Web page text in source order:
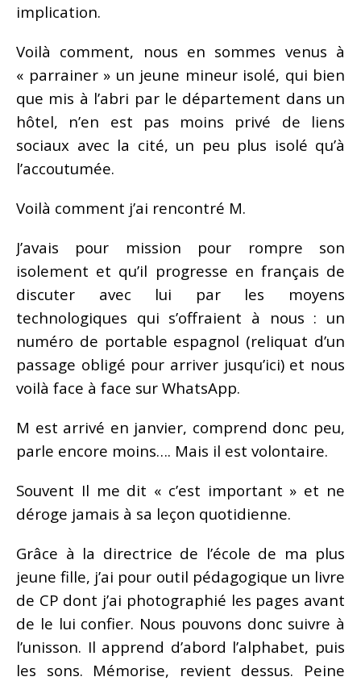
implication.
Voilà comment, nous en sommes venus à
« parrainer » un jeune mineur isolé, qui bien
que mis à l’abri par le département dans un
hôtel, n’en est pas moins privé de liens
sociaux avec la cité, un peu plus isolé qu’à
l’accoutumée.
Voilà comment j’ai rencontré M.
J’avais pour mission pour rompre son
isolement et qu’il progresse en français de
discuter avec lui par les moyens
technologiques qui s’offraient à nous : un
numéro de portable espagnol (reliquat d’un
passage obligé pour arriver jusqu’ici) et nous
voilà face à face sur WhatsApp.
M est arrivé en janvier, comprend donc peu,
parle encore moins…. Mais il est volontaire.
Souvent Il me dit « c’est important » et ne
déroge jamais à sa leçon quotidienne.
Grâce à la directrice de l’école de ma plus
jeune fille, j’ai pour outil pédagogique un livre
de CP dont j’ai photographié les pages avant
de le lui confier. Nous pouvons donc suivre à
l’unisson. Il apprend d’abord l’alphabet, puis
les sons. Mémorise, revient dessus. Peine